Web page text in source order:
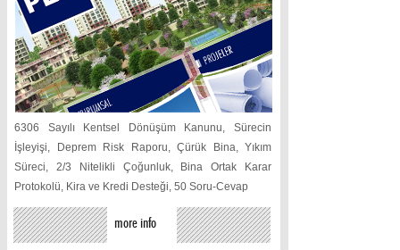
6306 Sayılı Kentsel Dönüşüm Kanunu, Sürecin
İşleyişi, Deprem Risk Raporu, Çürük Bina, Yıkım
Süreci, 2/3 Nitelikli Çoğunluk, Bina Ortak Karar
Protokolü, Kira ve Kredi Desteği, 50 Soru-Cevap
more info